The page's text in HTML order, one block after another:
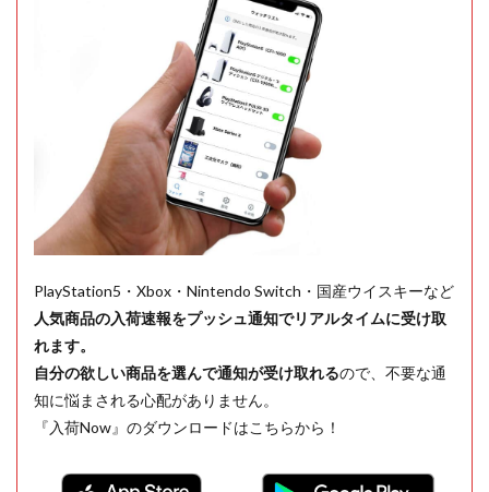
PlayStation5・Xbox・Nintendo Switch・国産ウイスキーなど
人気商品の入荷速報をプッシュ通知でリアルタイムに受け取
れます。
自分の欲しい商品を選んで通知が受け取れるので、不要な通
知に悩まされる心配がありません。
『入荷Now』のダウンロードはこちらから！